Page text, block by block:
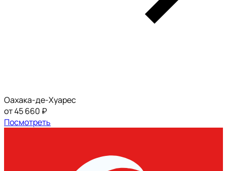
Оахака-де-Хуарес
от 45 660 ₽
Посмотреть